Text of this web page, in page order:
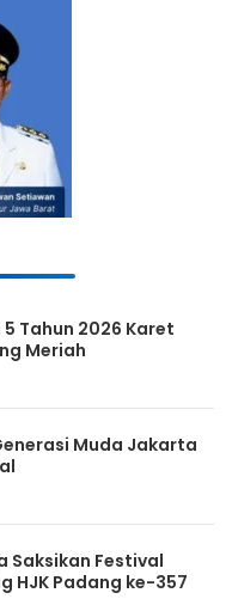
Tahun 2026 Karet
Meriah
Muda Jakarta
Saksikan Festival
HJK Padang ke-357